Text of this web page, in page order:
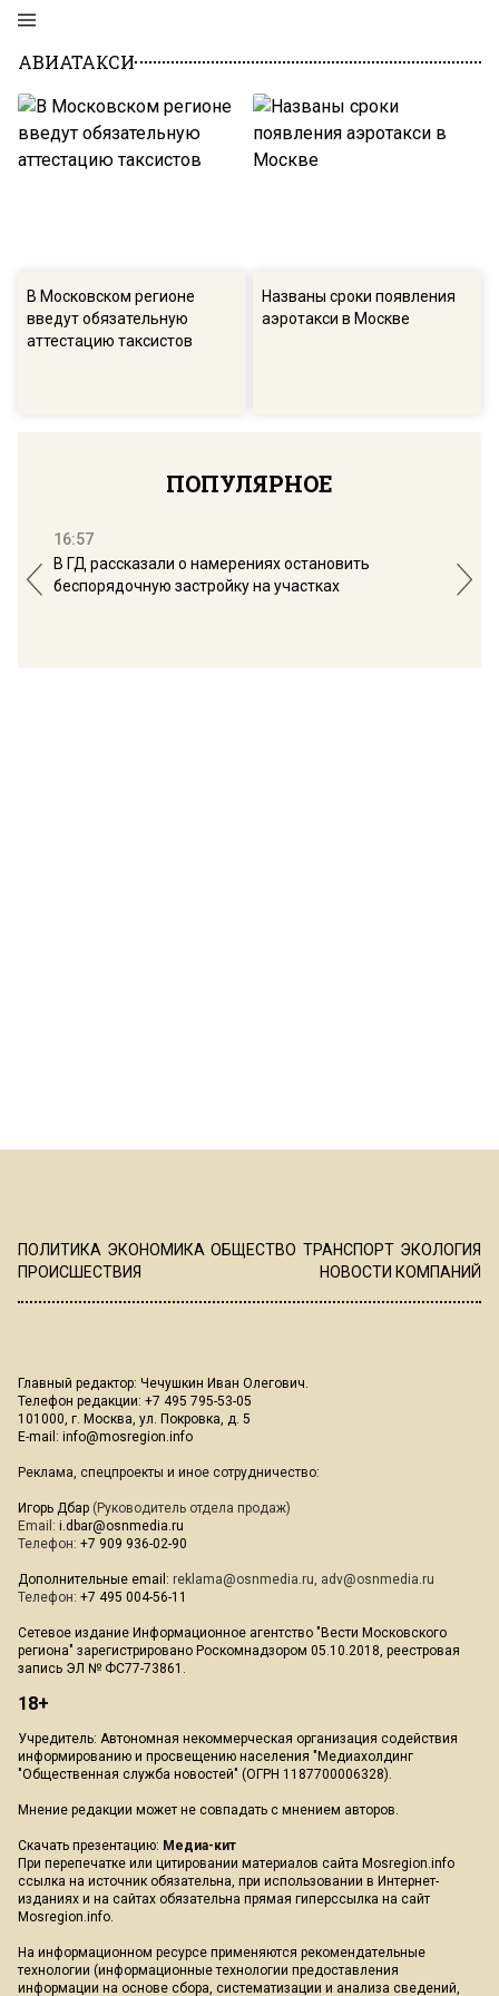
АВИАТАКСИ
В Московском регионе
введут обязательную
аттестацию таксистов
Названы сроки появления
аэротакси в Москве
ПОПУЛЯРНОЕ
16:57
В ГД рассказали о намерениях остановить
беспорядочную застройку на участках
ПОЛИТИКА ЭКОНОМИКА ОБЩЕСТВО ТРАНСПОРТ ЭКОЛОГИЯ
ПРОИСШЕСТВИЯ
НОВОСТИ КОМПАНИЙ
Главный редактор: Чечушкин Иван Олегович.
Телефон редакции: +7 495 795-53-05
101000, г. Москва, ул. Покровка, д. 5
E-mail: info@mosregion.info
Реклама, спецпроекты и иное сотрудничество:
Игорь Дбар (Руководитель отдела продаж)
Email: i.dbar@osnmedia.ru
Телефон: +7 909 936-02-90
Дополнительные email: reklama@osnmedia.ru, adv@osnmedia.ru
Телефон: +7 495 004-56-11
Сетевое издание Информационное агентство "Вести Московского
региона" зарегистрировано Роскомнадзором 05.10.2018, реестровая
запись ЭЛ № ФС77-73861.
18+
Учредитель: Автономная некоммерческая организация содействия
информированию и просвещению населения "Медиахолдинг
"Общественная служба новостей" (ОГРН 1187700006328).
Мнение редакции может не совпадать с мнением авторов.
Скачать презентацию: Медиа-кит
При перепечатке или цитировании материалов сайта Mosregion.info
ссылка на источник обязательна, при использовании в Интернет-
изданиях и на сайтах обязательна прямая гиперссылка на сайт
Mosregion.info.
На информационном ресурсе применяются рекомендательные
технологии (информационные технологии предоставления
информации на основе сбора, систематизации и анализа сведений,